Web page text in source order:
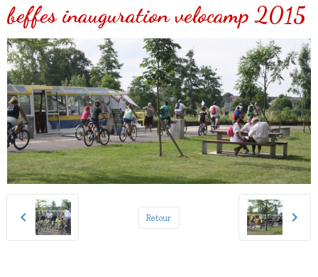
beffes inauguration velocamp 2015
Retour